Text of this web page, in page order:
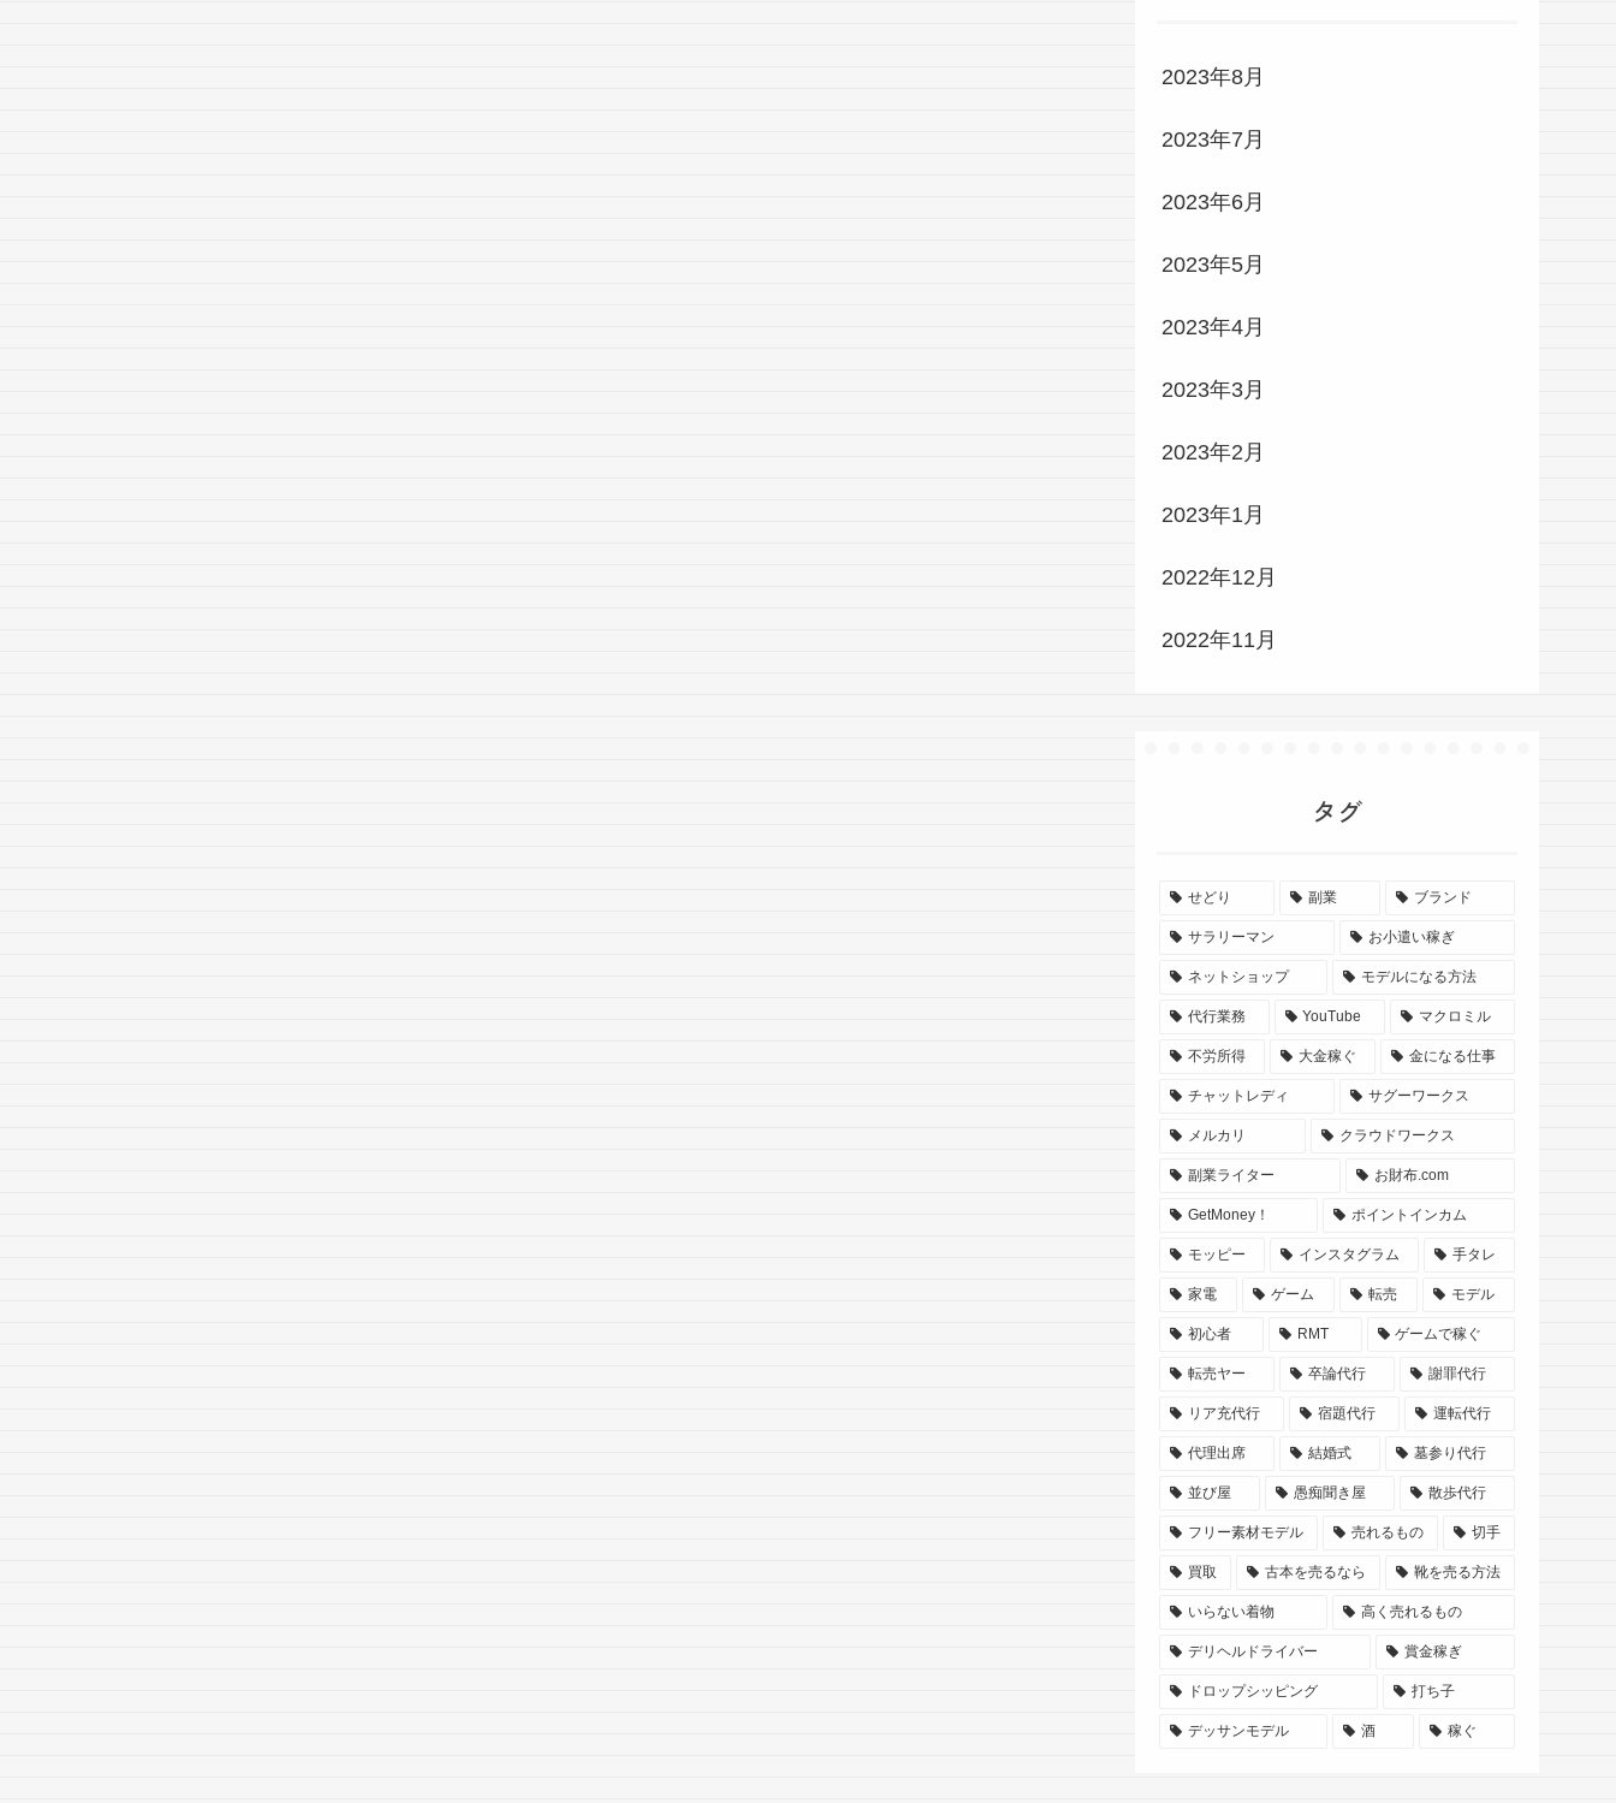
2023年8月
2023年7月
2023年6月
2023年5月
2023年4月
2023年3月
2023年2月
2023年1月
2022年12月
2022年11月
タグ
せどり 副業 ブランド
サラリーマン お小遣い稼ぎ
ネットショップ モデルになる方法
代行業務 YouTube マクロミル
不労所得 大金稼ぐ 金になる仕事
チャットレディ サグーワークス
メルカリ クラウドワークス
副業ライター お財布.com
GetMoney！ ポイントインカム
モッピー インスタグラム 手タレ
家電 ゲーム 転売 モデル
初心者 RMT ゲームで稼ぐ
転売ヤー 卒論代行 謝罪代行
リア充代行 宿題代行 運転代行
代理出席 結婚式 墓参り代行
並び屋 愚痴聞き屋 散歩代行
フリー素材モデル 売れるもの 切手
買取 古本を売るなら 靴を売る方法
いらない着物 高く売れるもの
デリヘルドライバー 賞金稼ぎ
ドロップシッピング 打ち子
デッサンモデル 酒 稼ぐ